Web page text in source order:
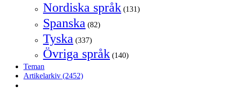
Nordiska språk (131)
Spanska (82)
Tyska (337)
Övriga språk (140)
Teman
Artikelarkiv (2452)